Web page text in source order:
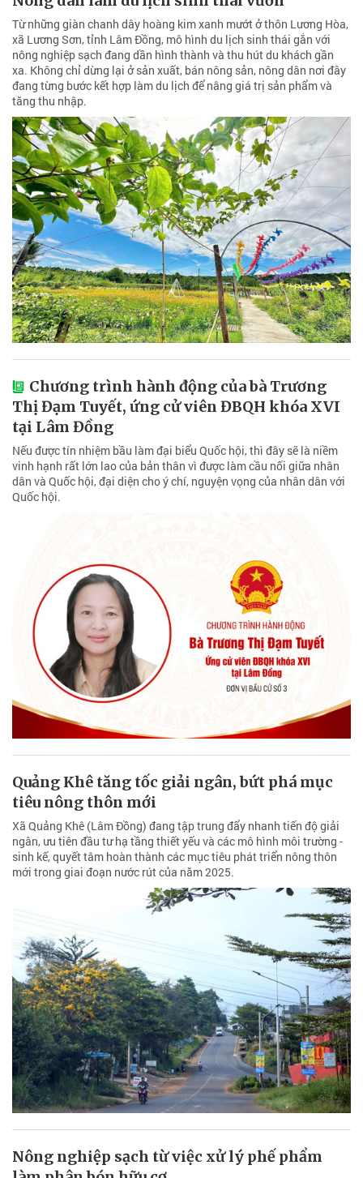
Từ những giàn chanh dây hoàng kim xanh mướt ở thôn Lương Hòa,
xã Lương Sơn, tỉnh Lâm Đồng, mô hình du lịch sinh thái gắn với
nông nghiệp sạch đang dần hình thành và thu hút du khách gần
xa. Không chỉ dừng lại ở sản xuất, bán nông sản, nông dân nơi đây
đang từng bước kết hợp làm du lịch để nâng giá trị sản phẩm và
tăng thu nhập.
Chương trình hành động của bà Trương
Thị Đạm Tuyết, ứng cử viên ĐBQH khóa XVI
tại Lâm Đồng
Nếu được tín nhiệm bầu làm đại biểu Quốc hội, thì đây sẽ là niềm
vinh hạnh rất lớn lao của bản thân vì được làm cầu nối giữa nhân
dân và Quốc hội, đại diện cho ý chí, nguyện vọng của nhân dân với
Quốc hội.
Quảng Khê tăng tốc giải ngân, bứt phá mục
tiêu nông thôn mới
Xã Quảng Khê (Lâm Đồng) đang tập trung đẩy nhanh tiến độ giải
ngân, ưu tiên đầu tư hạ tầng thiết yếu và các mô hình môi trường -
sinh kế, quyết tâm hoàn thành các mục tiêu phát triển nông thôn
mới trong giai đoạn nước rút của năm 2025.
Nông nghiệp sạch từ việc xử lý phế phẩm